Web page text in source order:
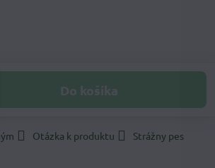
Do košíka
Otázka k produktu
Strážny pes